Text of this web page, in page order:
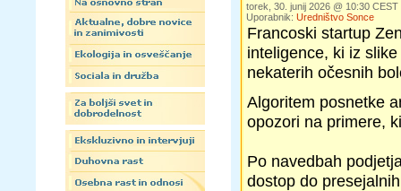
torek, 30. junij 2026 @ 10:30 CEST
Uporabnik: Uredništvo Sonce
Francoski startup
inteligence, ki iz
nekaterih očesnih
Algoritem posnetke
opozori na primere,
Po navedbah
dostop do